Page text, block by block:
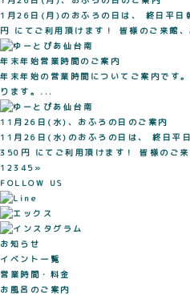
1月26日(月)のおふろの日は、 終日平
円 にてご利用頂けます！ 皆様のご来館
年末年始営業時間のご案内
年末年始の営業時間についてご案内です
ります。...
11月26日(水)、おふろの日のご案内
11月26日(水)のおふろの日は、 終日平
350円 にてご利用頂けます！ 皆様のご
1 23 45 »
FOLLOW US
お知らせ
イベント一覧
営業時間・料金
お風呂のご案内